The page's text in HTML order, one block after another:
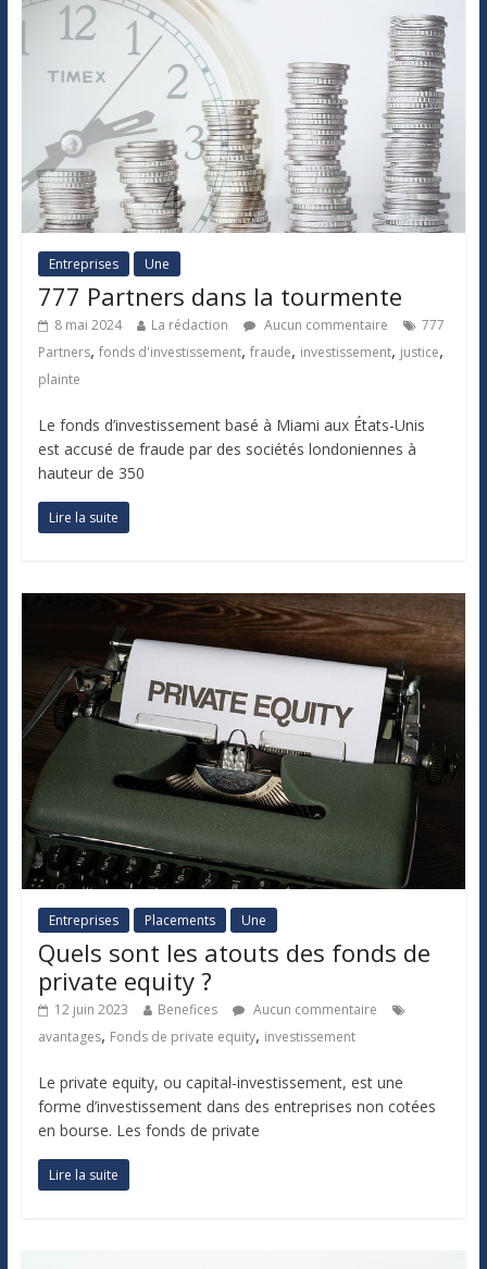
Entreprises Une
777 Partners dans la tourmente
8 mai 2024 La rédaction Aucun commentaire
777
Partners, fonds d'investissement, fraude, investissement, justice,
plainte
Le fonds d’investissement basé à Miami aux États-Unis
est accusé de fraude par des sociétés londoniennes à
hauteur de 350
Lire la suite
Entreprises Placements Une
Quels sont les atouts des fonds de
private equity ?
12 juin 2023 Benefices
Aucun commentaire
avantages, Fonds de private equity, investissement
Le private equity, ou capital-investissement, est une
forme d’investissement dans des entreprises non cotées
en bourse. Les fonds de private
Lire la suite